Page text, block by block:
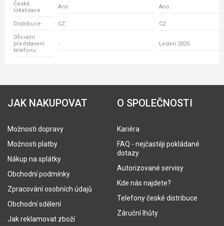
Česká
lokalizace
Ano Ano
Distribuce CZ CZ
Oficiální
představení
telefonu
- Leden 2025
JAK NAKUPOVAT
Možnosti dopravy
Možnosti platby
Nákup na splátky
Obchodní podmínky
Zpracování osobních údajů
Obchodní sdělení
Jak reklamovat zboží
O SPOLEČNOSTI
Kariéra
FAQ - nejčastěji pokládané
dotazy
Autorizované servisy
Kde nás najdete?
Telefony české distribuce
Záruční lhůty